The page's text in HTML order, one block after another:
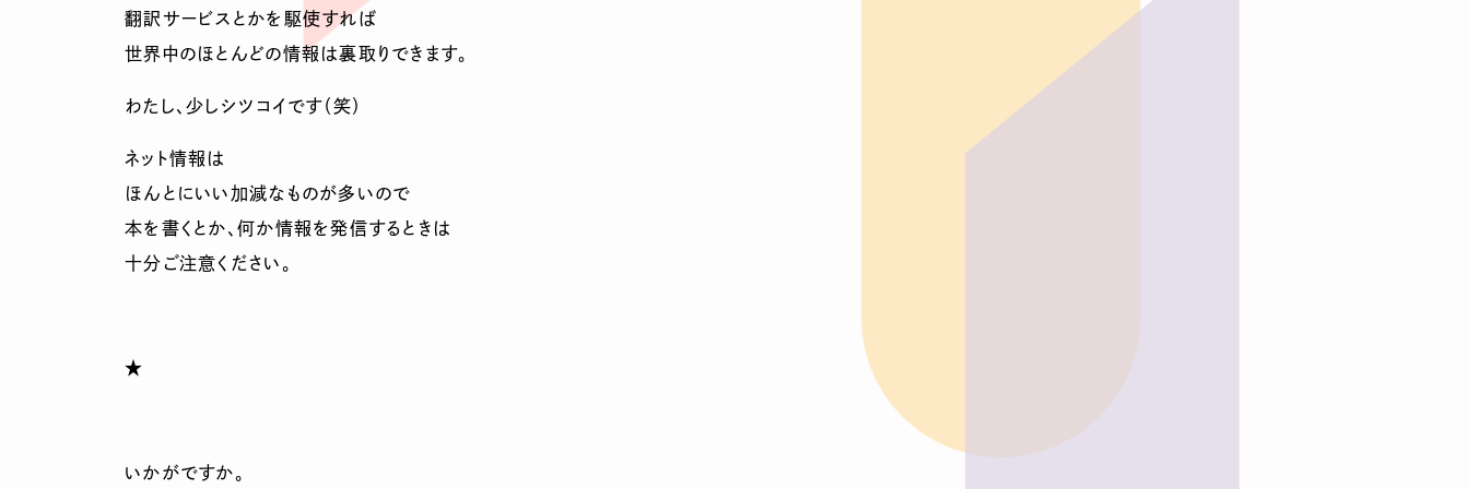
翻訳サービスとかを駆使すれば
世界中のほとんどの情報は裏取りできます。
わたし、少しシツコイです（笑）
ネット情報は
ほんとにいい加減なものが多いので
本を書くとか、何か情報を発信するときは
十分ご注意ください。
★
いかがですか。